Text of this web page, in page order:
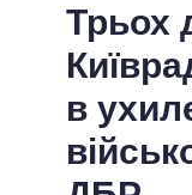
СТРІЧКА
ПОДІЇ
СТАТТІ
ДУМКИ
ОГЛЯДИ
УСІ
ПРЕЗИДЕНТ
Трьох
в